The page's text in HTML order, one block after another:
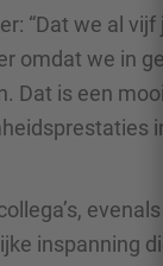
“Dat we al
omdat we in
Dat is een
inspanning